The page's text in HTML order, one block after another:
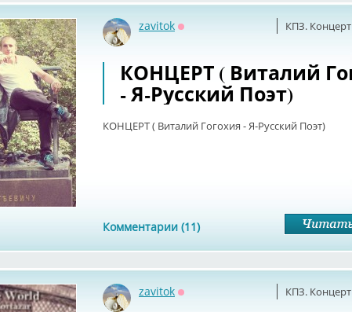
КПЗ.
zavitok
КОНЦЕРТ ( Виталий
- Я-Русский Поэт)
КОНЦЕРТ ( Виталий Гогохия - Я-Русский Поэт)
Комментарии (11)
КПЗ.
zavitok